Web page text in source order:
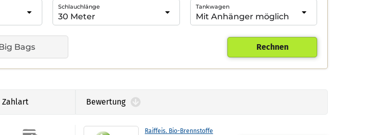
Bags
Schlauchlänge Tankwagen
Rechnen
Zahlart Bewertung
Raiffeis. Bio-Brennstoffe